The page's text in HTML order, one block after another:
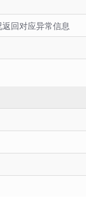
回对应异常信息